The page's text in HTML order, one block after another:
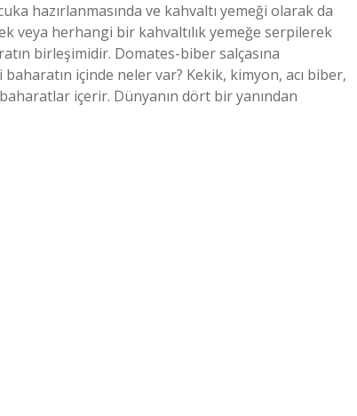
hazırlanmasında ve kahvaltı yemeği olarak da
veya herhangi bir kahvaltılık yemeğe serpilerek
birleşimidir. Domates-biber salçasına
içinde neler var? Kekik, kimyon, acı biber,
içerir. Dünyanın dört bir yanından